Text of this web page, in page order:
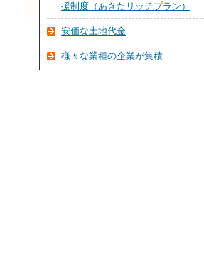
援制度（あきたリッチプラン）
安価な土地代金
様々な業種の企業が集積